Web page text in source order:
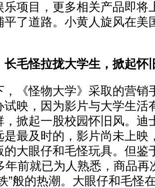
乐项目，更多相关产品即将
平了道路。小黄人旋风在美
毛怪拉拢大学生，掀起怀
怪物大学》采取的营销
试映，因为影片与大学生活
，掀起一股校园怀旧风。迪
是最及时的，影片尚未上映
的大眼仔和毛怪玩具。但鉴
年前就已为人熟悉，商品再
”般的热潮。大眼仔和毛怪